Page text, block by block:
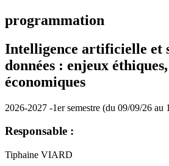
programmation
Intelligence artificielle et
données : enjeux
économiques
2026-2027 -1er semestre (du 09/09/26 au
Responsable :
Tiphaine VIARD